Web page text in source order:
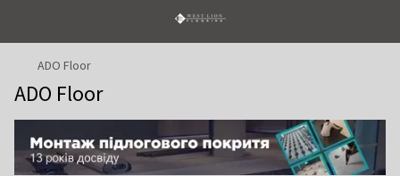
ADO Floor
ADO Floor